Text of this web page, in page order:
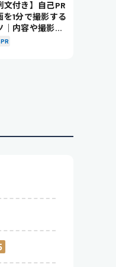
文付き】自己PR
を1分で撮影する
｜内容や撮影の
ントも解説